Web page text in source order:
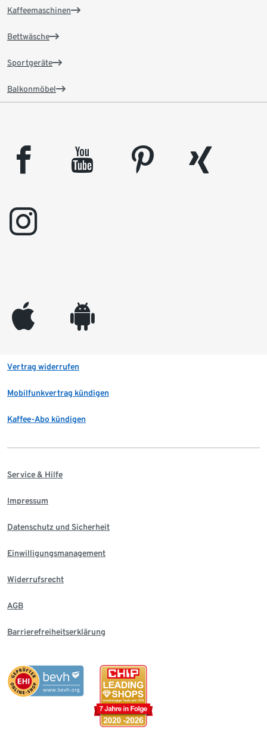
Kaffeemaschinen
Bettwäsche
Sportgeräte
Balkonmöbel
facebook youtube pinterest
xing
instagram
appleinc android
Vertrag widerrufen
Mobilfunkvertrag kündigen
Kaffee-Abo kündigen
Service & Hilfe
Impressum
Datenschutz und Sicherheit
Einwilligungsmanagement
Widerrufsrecht
AGB
Barrierefreiheitserklärung